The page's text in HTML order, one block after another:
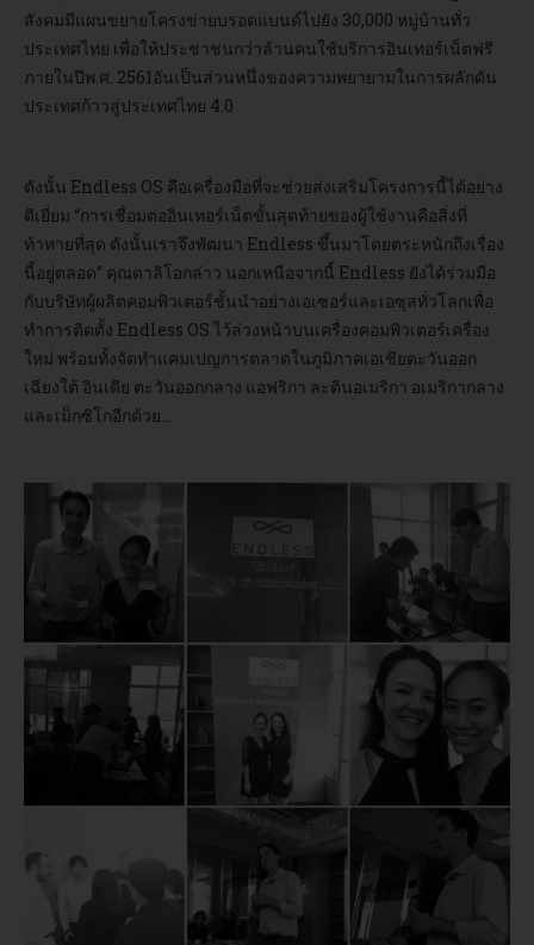
สังคมมีแผนขยายโครงข่ายบรอดแบนด์ไปยัง 30,000 หมู่บ้านทั่ว
ประเทศไทย เพื่อให้ประชาชนกว่าล้านคนใช้บริการอินเทอร์เน็ตฟรี
ภายในปีพ.ศ. 2561อันเป็นส่วนหนึ่งของความพยายามในการผลักดัน
ประเทศก้าวสู่ประเทศไทย 4.0
ดังนั้น Endless OS คือเครื่องมือที่จะช่วยส่งเสริมโครงการนี้ได้อย่าง
ดีเยี่ยม “การเชื่อมต่ออินเทอร์เน็ตขั้นสุดท้ายของผู้ใช้งานคือสิ่งที่
ท้าทายที่สุด ดังนั้นเราจึงพัฒนา Endless ขึ้นมาโดยตระหนักถึงเรื่อง
นี้อยู่ตลอด” คุณดาลิโอกล่าว นอกเหนือจากนี้ Endless ยังได้ร่วมมือ
กับบริษัทผู้ผลิตคอมพิวเตอร์ชั้นนำอย่างเอเซอร์และเอซุสทั่วโลกเพื่อ
ทำการติดตั้ง Endless OS ไว้ล่วงหน้าบนเครื่องคอมพิวเตอร์เครื่อง
ใหม่ พร้อมทั้งจัดทำแคมเปญการตลาดในภูมิภาคเอเชียตะวันออก
เฉียงใต้ อินเดีย ตะวันออกกลาง แอฟริกา ละตินอเมริกา อเมริกากลาง
และเม็กซิโกอีกด้วย...